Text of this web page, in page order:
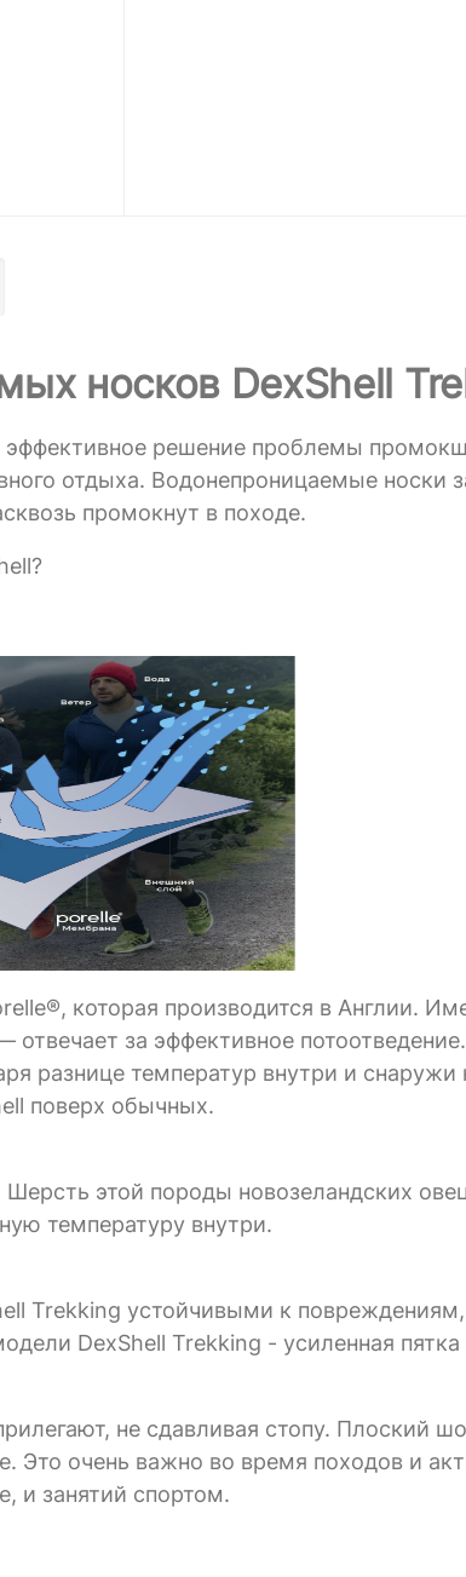
носков DexShell
решение проблемы
отдыха. Водонепроницаемые носки
промокнут в походе.
которая производится в Англии.
за эффективное
разнице температур внутри и снаружи
поверх обычных.
этой породы новозеландских
температуру внутри.
Trekking устойчивыми к
DexShell Trekking - усиленная пятка
не сдавливая стопу. Плоский
Это очень важно во время походов и
и занятий спортом.